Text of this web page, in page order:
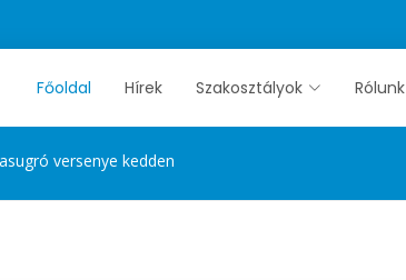
Főoldal Hírek Szakosztályok Rólunk
versenye kedden